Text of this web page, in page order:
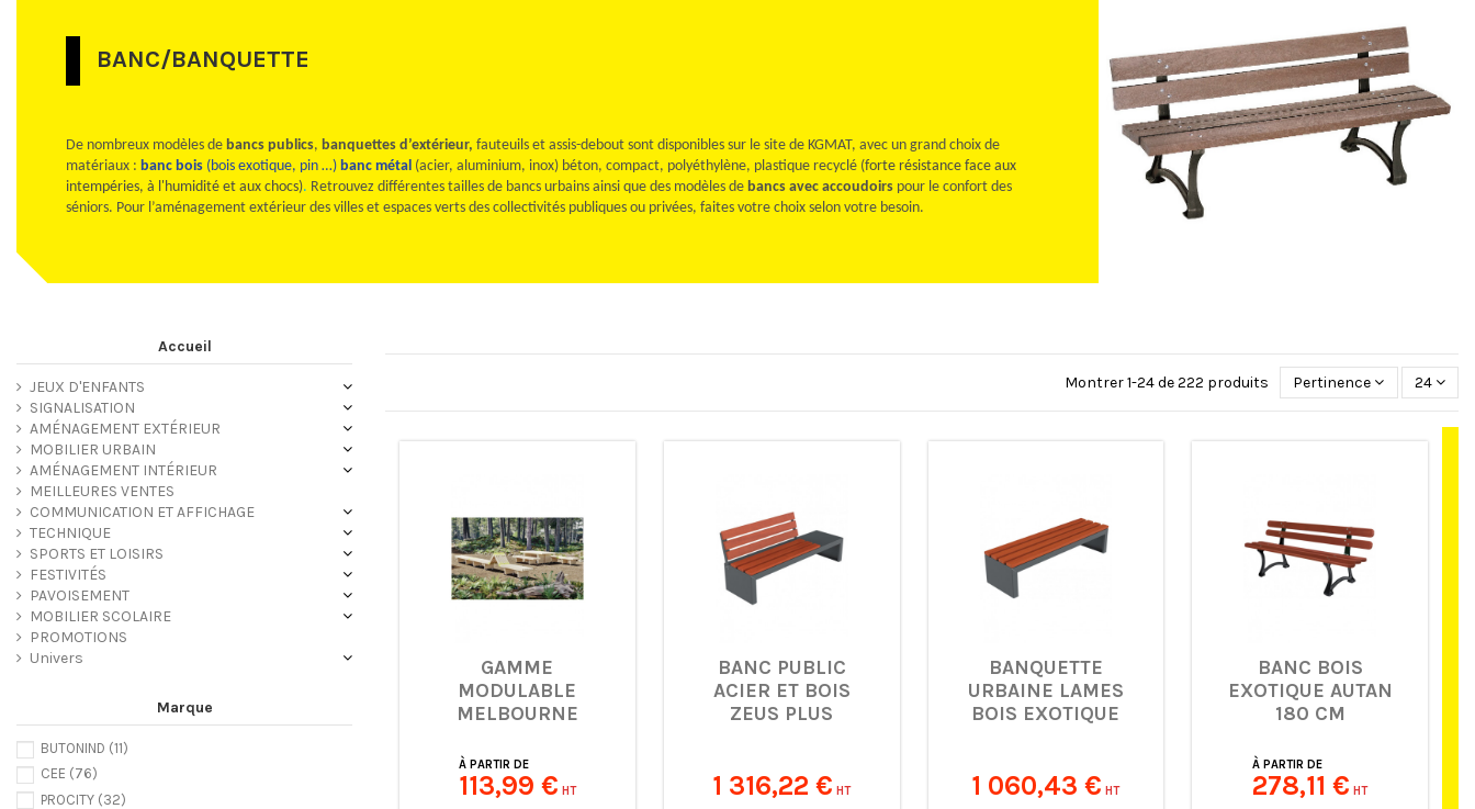
BANC/BANQUETTE
De nombreux modèles de bancs publics, banquettes d’extérieur, fauteuils et assis-debout sont disponibles sur le site de KGMAT, avec un grand choix de
matériaux : banc bois (bois exotique, pin …) banc métal (acier, aluminium, inox) béton, compact, polyéthylène, plastique recyclé (forte résistance face aux
intempéries, à l'humidité et aux chocs). Retrouvez différentes tailles de bancs urbains ainsi que des modèles de bancs avec accoudoirs pour le confort des
séniors. Pour l’aménagement extérieur des villes et espaces verts des collectivités publiques ou privées, faites votre choix selon votre besoin.
Accueil
JEUX D'ENFANTS
SIGNALISATION
AMÉNAGEMENT EXTÉRIEUR
MOBILIER URBAIN
AMÉNAGEMENT INTÉRIEUR
MEILLEURES VENTES
COMMUNICATION ET AFFICHAGE
TECHNIQUE
SPORTS ET LOISIRS
FESTIVITÉS
PAVOISEMENT
MOBILIER SCOLAIRE
PROMOTIONS
Univers
Marque
BUTONIND (11)
CEE (76)
PROCITY (32)
Montrer 1-24 de 222 produits Pertinence 24
GAMME
MODULABLE
MELBOURNE
À PARTIR DE
113,99 € HT
BANC PUBLIC
ACIER ET BOIS
ZEUS PLUS
1 316,22 € HT
BANQUETTE
URBAINE LAMES
BOIS EXOTIQUE
1 060,43 € HT
BANC BOIS
EXOTIQUE AUTAN
180 CM
À PARTIR DE
278,11 € HT